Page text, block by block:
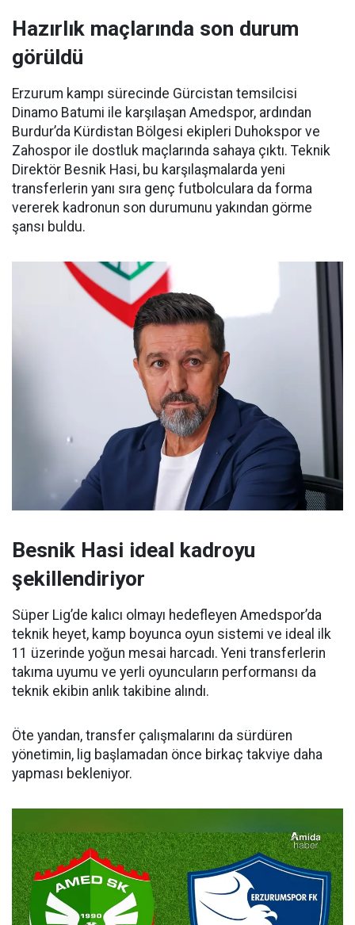
Hazırlık maçlarında son durum
görüldü
Erzurum kampı sürecinde Gürcistan temsilcisi
Dinamo Batumi ile karşılaşan Amedspor, ardından
Burdur’da Kürdistan Bölgesi ekipleri Duhokspor ve
Zahospor ile dostluk maçlarında sahaya çıktı. Teknik
Direktör Besnik Hasi, bu karşılaşmalarda yeni
transferlerin yanı sıra genç futbolculara da forma
vererek kadronun son durumunu yakından görme
şansı buldu.
Besnik Hasi ideal kadroyu
şekillendiriyor
Süper Lig’de kalıcı olmayı hedefleyen Amedspor’da
teknik heyet, kamp boyunca oyun sistemi ve ideal ilk
11 üzerinde yoğun mesai harcadı. Yeni transferlerin
takıma uyumu ve yerli oyuncuların performansı da
teknik ekibin anlık takibine alındı.
Öte yandan, transfer çalışmalarını da sürdüren
yönetimin, lig başlamadan önce birkaç takviye daha
yapması bekleniyor.